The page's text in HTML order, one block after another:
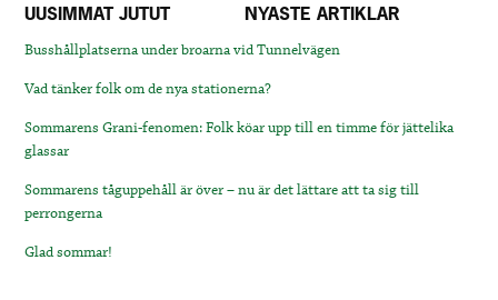
UUSIMMAT JUTUT NYASTE ARTIKLAR
Busshållplatserna under broarna vid Tunnelvägen
Vad tänker folk om de nya stationerna?
Sommarens Grani-fenomen: Folk köar upp till en timme för jättelika
glassar
Sommarens tåguppehåll är över – nu är det lättare att ta sig till
perrongerna
Glad sommar!